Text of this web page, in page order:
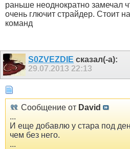
раньше неоднократно замечал
очень глючит страйдер. Стоит
команд
S0ZVEZDIE сказал(-а):
29.07.2013 22:13
Сообщение от David
...
И еще добавлю у стара под
чем без него.
...